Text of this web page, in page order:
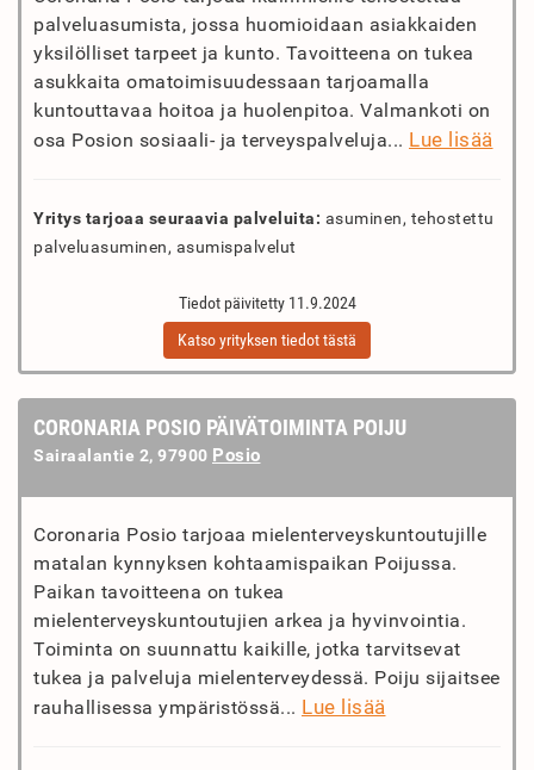
palveluasumista, jossa huomioidaan asiakkaiden
yksilölliset tarpeet ja kunto. Tavoitteena on tukea
asukkaita omatoimisuudessaan tarjoamalla
kuntouttavaa hoitoa ja huolenpitoa. Valmankoti on
osa Posion sosiaali- ja terveyspalveluja... Lue lisää
Yritys tarjoaa seuraavia palveluita: asuminen, tehostettu
palveluasuminen, asumispalvelut
Tiedot päivitetty 11.9.2024
Katso yrityksen tiedot tästä
CORONARIA POSIO PÄIVÄTOIMINTA POIJU
Sairaalantie 2, 97900 Posio
Coronaria Posio tarjoaa mielenterveyskuntoutujille
matalan kynnyksen kohtaamispaikan Poijussa.
Paikan tavoitteena on tukea
mielenterveyskuntoutujien arkea ja hyvinvointia.
Toiminta on suunnattu kaikille, jotka tarvitsevat
tukea ja palveluja mielenterveydessä. Poiju sijaitsee
rauhallisessa ympäristössä... Lue lisää